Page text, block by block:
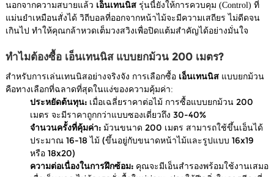
นอกจากความสบายแล้ว เอ็นเทนนิส รุ่นนี้ยังให้การควบคุม (Control) ที่
แม่นยำเหมือนสั่งได้ วิถีบอลที่ออกจากหน้าไม้จะมีความเสถียร ไม่ดีดจน
เกินไป ทำให้คุณกล้าหวดเต็มวงสวิงเพื่อปิดแต้มสำคัญได้อย่างมั่นใจ
ทำไมต้องซื้อ เอ็นเทนนิส แบบยกม้วน 200 เมตร?
สำหรับการเล่นเทนนิสอย่างจริงจัง การเลือกซื้อ เอ็นเทนนิส แบบยกม้วน
คือทางเลือกที่ฉลาดที่สุดในแง่ของความคุ้มค่า:
ประหยัดต้นทุน: เมื่อเฉลี่ยราคาต่อไม้ การซื้อแบบยกม้วน 200
เมตร จะมีราคาถูกกว่าแบบซองเดี่ยวถึง 30-40%
จำนวนครั้งที่คุ้มค่า: ม้วนขนาด 200 เมตร สามารถใช้ขึ้นเอ็นได้
ประมาณ 16-18 ไม้ (ขึ้นอยู่กับขนาดหน้าไม้และรูปแบบ 16x19
หรือ 18x20)
ความต่อเนื่องในการฝึกซ้อม: คุณจะมีเอ็นสำรองพร้อมใช้งานเสมอ